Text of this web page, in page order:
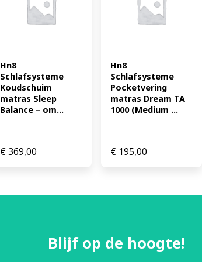
hybrideschuim H3/
hybrideschuim
Hn8
Schlafsysteme
Koudschuim
matras Sleep
Balance – om...
€369,00
Hn8
Schlafsysteme
Pocketvering
matras Dream TA
1000 (Medium ...
€195,00
Blijf op de hoogte!